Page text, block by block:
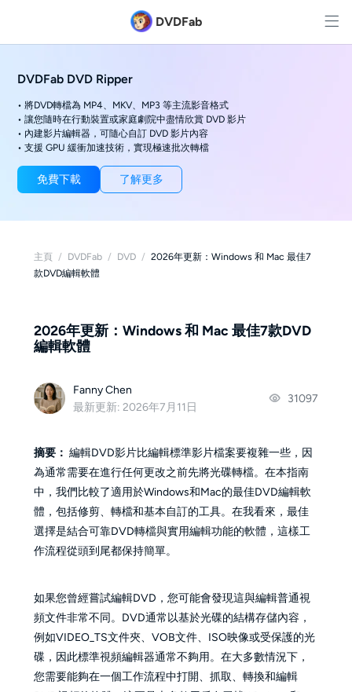
DVDFab
DVDFab DVD Ripper
• 將DVD轉檔為 MP4、MKV、MP3 等主流影音格式
• 讓您隨時在行動裝置或家庭劇院中盡情欣賞 DVD 影片
• 內建影片編輯器，可隨心自訂 DVD 影片內容
• 支援 GPU 緩衝加速技術，實現極速批次轉檔
免費下載 了解更多
主頁 / DVDFab / DVD / 2026年更新：Windows 和 Mac 最佳7
款DVD編輯軟體
2026年更新：Windows 和 Mac 最佳7款DVD
編輯軟體
Fanny Chen
最新更新: 2026年7月11日
31097
摘要： 編輯DVD影片比編輯標準影片檔案要複雜一些，因
為通常需要在進行任何更改之前先將光碟轉檔。在本指南
中，我們比較了適用於Windows和Mac的最佳DVD編輯軟
體，包括修剪、轉檔和基本自訂的工具。在我看來，最佳
選擇是結合可靠DVD轉檔與實用編輯功能的軟體，這樣工
作流程從頭到尾都保持簡單。
如果您曾經嘗試編輯DVD，您可能會發現這與編輯普通視
頻文件非常不同。DVD通常以基於光碟的結構存儲內容，
例如VIDEO_TS文件夾、VOB文件、ISO映像或受保護的光
碟，因此標準視頻編輯器通常不夠用。在大多數情況下，
您需要能夠在一個工作流程中打開、抓取、轉換和編輯